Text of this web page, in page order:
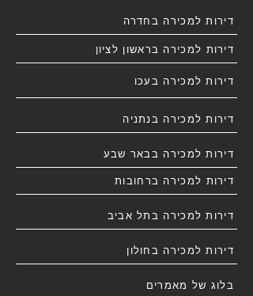
דירות למכירה בחדרה
דירות למכירה בראשון לציון
דירות למכירה בעכו
דירות למכירה בנתניה
דירות למכירה בבאר שבע
דירות למכירה ברחובות
דירות למכירה בתל אביב
דירות למכירה בחולון
בלוג של מאמרים